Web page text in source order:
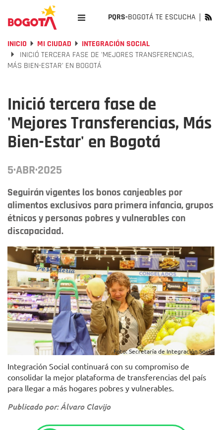
PQRS-BOGOTÁ TE ESCUCHA
INICIO MI CIUDAD
INTEGRACIÓN SOCIAL
INICIÓ TERCERA FASE DE 'MEJORES TRANSFERENCIAS,
MÁS BIEN-ESTAR' EN BOGOTÁ
Inició tercera fase de
'Mejores Transferencias, Más
Bien-Estar' en Bogotá
5·ABR·2025
Seguirán vigentes los bonos canjeables por
alimentos exclusivos para primera infancia, grupos
étnicos y personas pobres y vulnerables con
discapacidad.
Foto: Secretaría de Integración Social
Integración Social continuará con su compromiso de
consolidar la mejor plataforma de transferencias del país
para llegar a más hogares pobres y vulnerables.
Publicado por: Álvaro Clavijo